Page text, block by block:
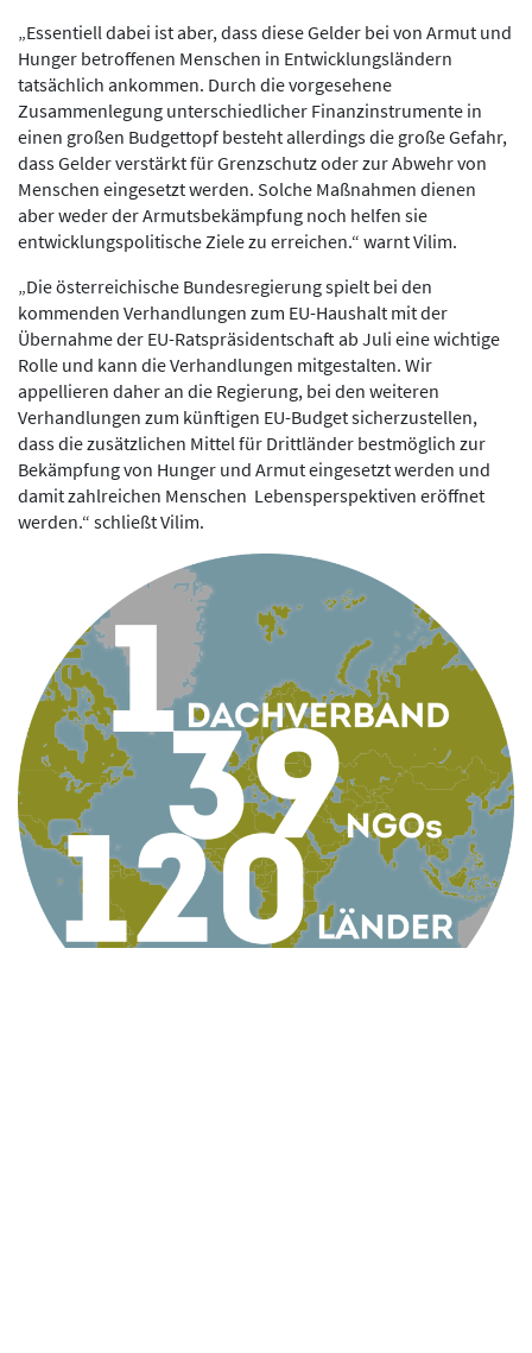
„Essentiell dabei ist aber, dass diese Gelder bei von Armut und
Hunger betroffenen Menschen in Entwicklungsländern
tatsächlich ankommen. Durch die vorgesehene
Zusammenlegung unterschiedlicher Finanzinstrumente in
einen großen Budgettopf besteht allerdings die große Gefahr,
dass Gelder verstärkt für Grenzschutz oder zur Abwehr von
Menschen eingesetzt werden. Solche Maßnahmen dienen
aber weder der Armutsbekämpfung noch helfen sie
entwicklungspolitische Ziele zu erreichen.“ warnt Vilim.
„Die österreichische Bundesregierung spielt bei den
kommenden Verhandlungen zum EU-Haushalt mit der
Übernahme der EU-Ratspräsidentschaft ab Juli eine wichtige
Rolle und kann die Verhandlungen mitgestalten. Wir
appellieren daher an die Regierung, bei den weiteren
Verhandlungen zum künftigen EU-Budget sicherzustellen,
dass die zusätzlichen Mittel für Drittländer bestmöglich zur
Bekämpfung von Hunger und Armut eingesetzt werden und
damit zahlreichen Menschen Lebensperspektiven eröffnet
werden.“ schließt Vilim.